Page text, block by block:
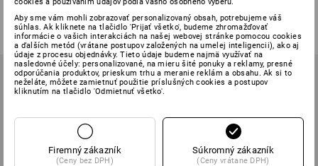
od 14,15 €
(v. DPH) od 10 ks
farieb
od 12,18 €
(v. DPH) od 3 ks
Aby sme vám mohli zobrazovať personalizovaný obsah, potrebujeme váš
súhlas. Ak kliknete na tlačidlo 'Prijať všetko', budeme zhromažďovať
informácie o vašich interakciách na našej webovej stránke pomocou cookies
a ďalších metód (vrátane postupov založených na umelej inteligencii), ako aj
údaje z procesu objednávky. Tieto údaje budeme najmä využívať na
nasledovné účely: personalizované, na mieru šité ponuky a reklamy, presné
odporúčania produktov, prieskum trhu a meranie reklám a obsahu. Ak si to
neželáte, môžete zamietnuť použitie príslušných cookies a postupov
kliknutím na tlačidlo 'Odmietnuť všetko'.
Firemný zákazník
(Ceny bez DPH)
Súkromný zákazník
(Ceny vrátane DPH)